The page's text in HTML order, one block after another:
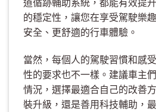
的穩定性，讓您在享受駕駛樂
安全、更舒適的行車體驗。
當然，每個人的駕駛習慣和感
性的要求也不一樣。建議車主
情況，選擇最適合自己的改善
裝升級，還是善用科技輔助，